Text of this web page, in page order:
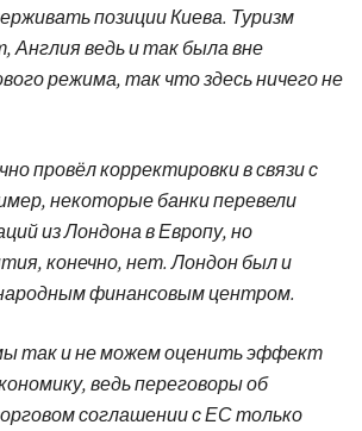
позиции Киева. Туризм
Англия ведь и так была вне
режима, так что здесь ничего не
провёл корректировки в связи с
некоторые банки перевели
из Лондона в Европу, но
конечно, нет. Лондон был и
финансовым центром.
так и не можем оценить эффект
ведь переговоры об
соглашении с ЕС только